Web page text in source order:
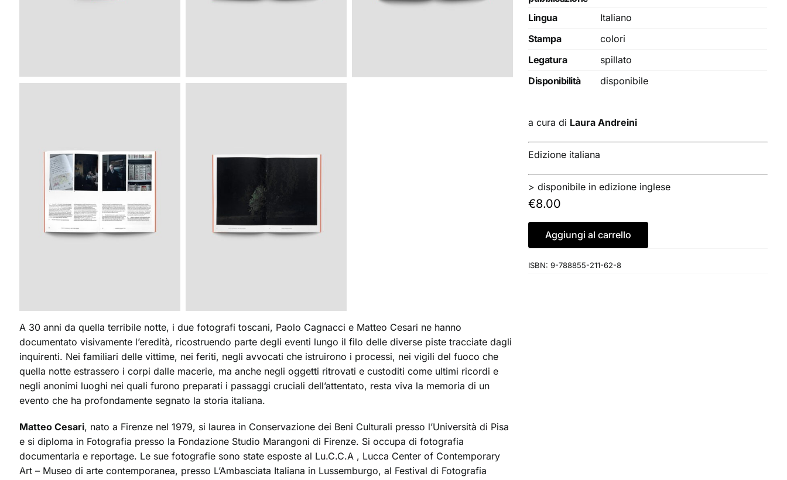
A 30 anni da quella terribile notte, i due fotografi toscani, Paolo Cagnacci e Matteo Cesari ne hanno
documentato visivamente l’eredità, ricostruendo parte degli eventi lungo il filo delle diverse piste tracciate dagli
inquirenti. Nei familiari delle vittime, nei feriti, negli avvocati che istruirono i processi, nei vigili del fuoco che
quella notte estrassero i corpi dalle macerie, ma anche negli oggetti ritrovati e custoditi come ultimi ricordi e
negli anonimi luoghi nei quali furono preparati i passaggi cruciali dell’attentato, resta viva la memoria di un
evento che ha profondamente segnato la storia italiana.
Matteo Cesari, nato a Firenze nel 1979, si laurea in Conservazione dei Beni Culturali presso l’Università di Pisa
e si diploma in Fotografia presso la Fondazione Studio Marangoni di Firenze. Si occupa di fotografia
documentaria e reportage. Le sue fotografie sono state esposte al Lu.C.C.A , Lucca Center of Contemporary
Art – Museo di arte contemporanea, presso L’Ambasciata Italiana in Lussemburgo, al Festival di Fotografia
Lingua
Italiano
Stampa
colori
Legatura
spillato
Disponibilità
disponibile
a cura di Laura Andreini
Edizione italiana
> disponibile in edizione inglese
€8.00
Aggiungi al carrello
ISBN:9-788855-211-62-8